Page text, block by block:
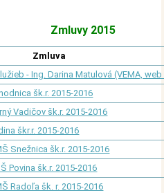
2015
Zmluva
- Ing. Darina Matulová (VEMA,
šk.r. 2015-2016
Vadičov šk.r. 2015-2016
škr.r. 2015-2016
Snežnica šk.r. 2015-2016
Povina šk.r. 2015-2016
Radoľa šk. r. 2015-2016